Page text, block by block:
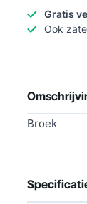
Gratis
Ook
Broek